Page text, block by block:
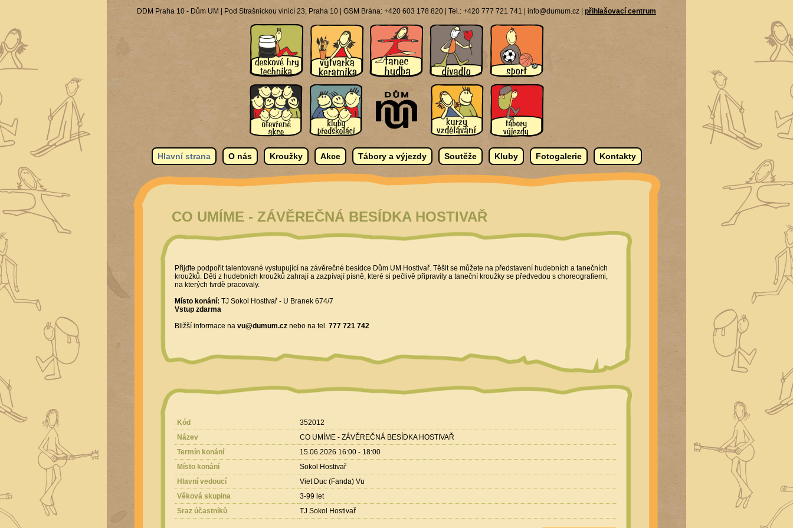
DDM Praha 10 - Dům UM | Pod Strašnickou vinicí 23, Praha 10 | GSM Brána: +420 603 178 820 | Tel.: +420 777 721 741 | info@dumum.cz | přihlašovací centrum
Hlavní strana O nás Kroužky Akce Tábory a výjezdy Soutěže Kluby Fotogalerie Kontakty
CO UMÍME - ZÁVĚREČNÁ BESÍDKA HOSTIVAŘ
Přijďte podpořit talentované vystupující na závěrečné besídce Dům UM Hostivař. Těšit se můžete na představení hudebních a tanečních
kroužků. Děti z hudebních kroužků zahrají a zazpívají písně, které si pečlivě připravily a taneční kroužky se předvedou s choreografiemi,
na kterých tvrdě pracovaly.
Místo konání: TJ Sokol Hostivař - U Branek 674/7
Vstup zdarma
Bližší informace na vu@dumum.cz nebo na tel. 777 721 742
Kód
352012
Název
CO UMÍME - ZÁVĚREČNÁ BESÍDKA HOSTIVAŘ
Termín konání
15.06.2026 16:00 - 18:00
Místo konání
Sokol Hostivař
Hlavní vedoucí
Viet Duc (Fanda) Vu
Věková skupina
3-99 let
Sraz účastníků
TJ Sokol Hostivař